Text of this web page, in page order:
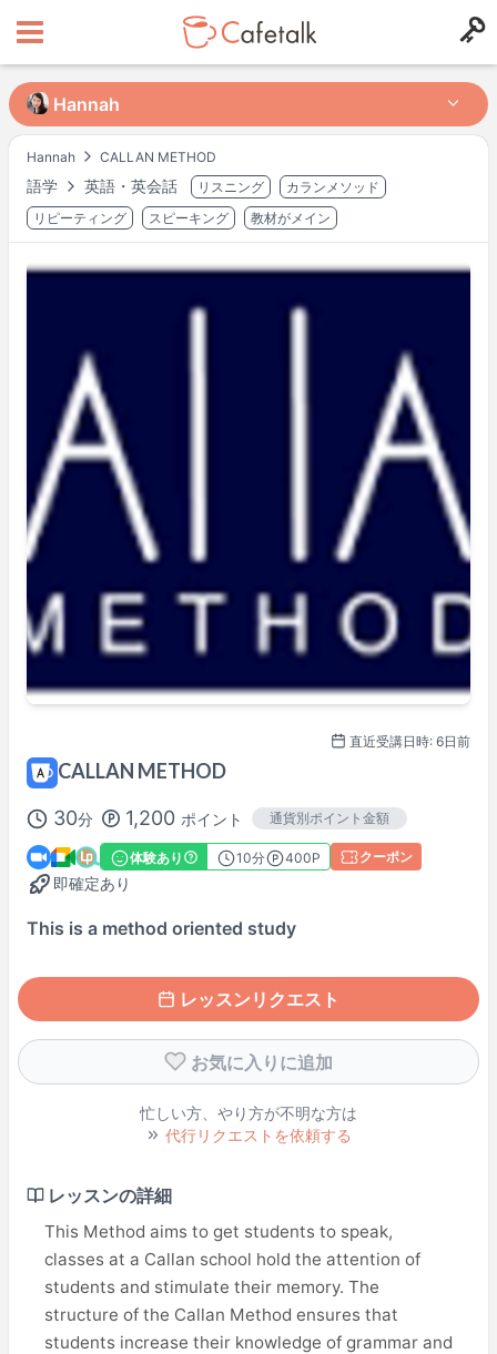
Hannah CALLAN METHOD
語学 英語・英会話 リスニング
カランメソッド
リピーティング
スピーキング 教材がメイン
直近受講日時: 6日前
CALLAN METHOD
30分 1,200ポイント 通貨別ポイント金額
体験あり 10分 400P クーポン
即確定あり
This is a method oriented study
レッスンリクエスト
お気に入りに追加
忙しい方、やり方が不明な方は
代行リクエストを依頼する
レッスンの詳細
This Method aims to get students to speak,
classes at a Callan school hold the attention of
students and stimulate their memory. The
structure of the Callan Method ensures that
students increase their knowledge of grammar and
Hannah
Hannah
出身国 居住国
4658 933
レッスン可能時間帯
16:00
23:00
不定期に変更される場合もあります。
リクエスト時にご確認ください。
※
時間で表示。
100%レッスン満足保証
詳しくはこちら→